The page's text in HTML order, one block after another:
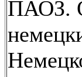
ПАОЗ.